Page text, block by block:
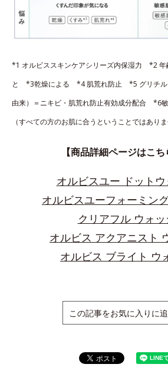
*1 オルビススキンケアシリーズ内保湿力 *2 年
と *3乾燥による *4 肌荒れ防止 *5 グリチル
由来）＝ニキビ・肌荒れ防止有効成分配合 *6
（すべての方のお肌に合うということではあり
【商品詳細ページはこち
オルビスユー ドットウ
オルビスユーフォーミン
クリアフル ウォッ
オルビス アクアニスト
オルビス ブライト ウ
この記事をお気に入りに